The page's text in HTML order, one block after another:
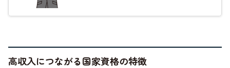
高収入につながる国家資格の特徴